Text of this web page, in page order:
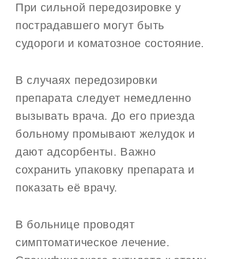
При сильной передозировке у
пострадавшего могут быть
судороги и коматозное состояние.
В случаях передозировки
препарата следует немедленно
вызывать врача. До его приезда
больному промывают желудок и
дают адсорбенты. Важно
сохранить упаковку препарата и
показать её врачу.
В больнице проводят
симптоматическое лечение.